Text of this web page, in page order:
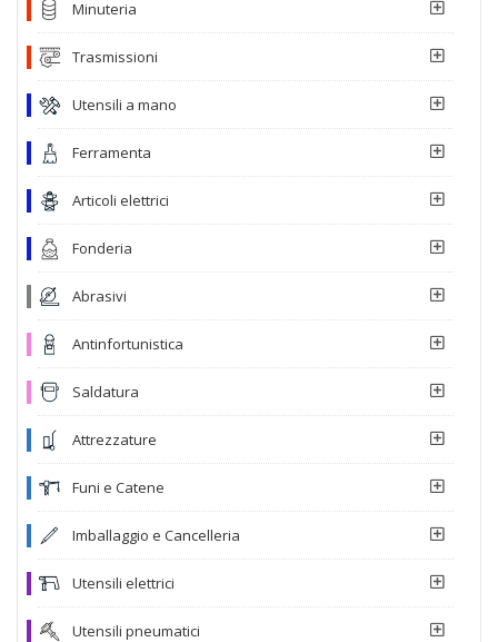
Minuteria
Trasmissioni
Utensili a mano
Ferramenta
Articoli elettrici
Fonderia
Abrasivi
Antinfortunistica
Saldatura
Attrezzature
Funi e Catene
Imballaggio e Cancelleria
Utensili elettrici
Utensili pneumatici